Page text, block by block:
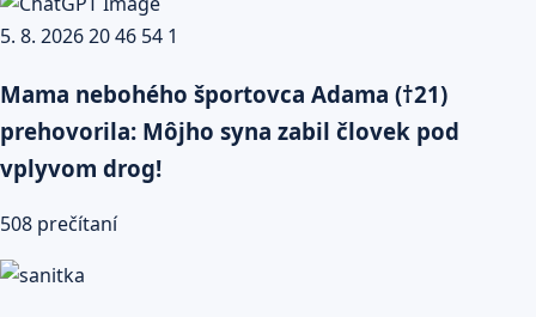
Mama nebohého športovca Adama (†21)
prehovorila: Môjho syna zabil človek pod
vplyvom drog!
508 prečítaní